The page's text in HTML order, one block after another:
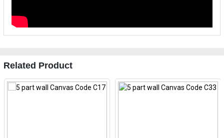
Related Product